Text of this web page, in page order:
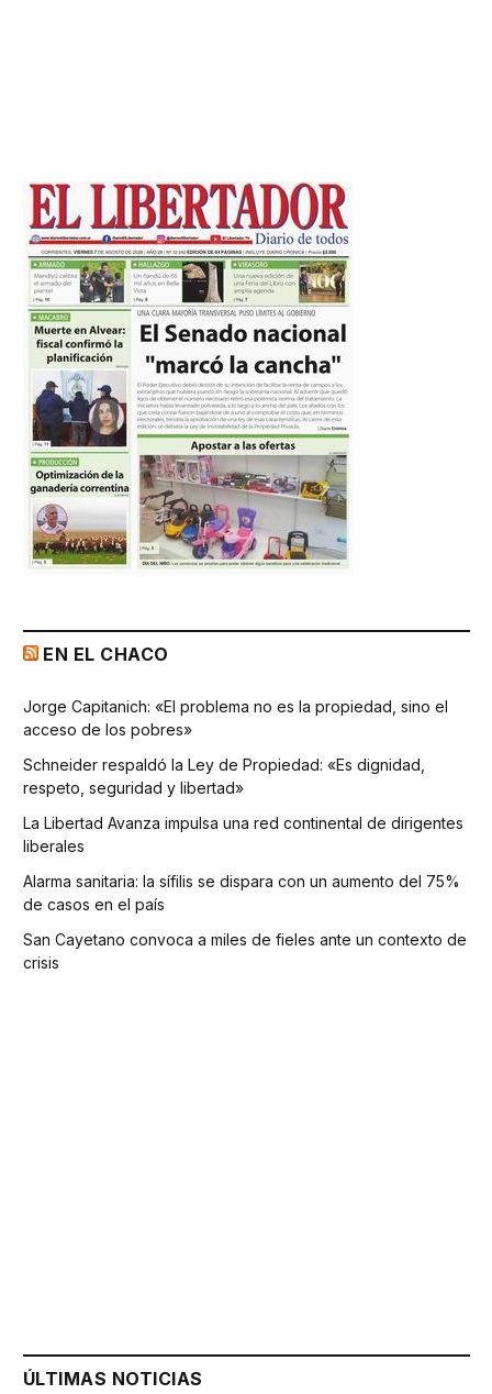
EN EL CHACO
Jorge Capitanich: «El problema no es la propiedad, sino el
acceso de los pobres»
Schneider respaldó la Ley de Propiedad: «Es dignidad,
respeto, seguridad y libertad»
La Libertad Avanza impulsa una red continental de dirigentes
liberales
Alarma sanitaria: la sífilis se dispara con un aumento del 75%
de casos en el país
San Cayetano convoca a miles de fieles ante un contexto de
crisis
ÚLTIMAS NOTICIAS